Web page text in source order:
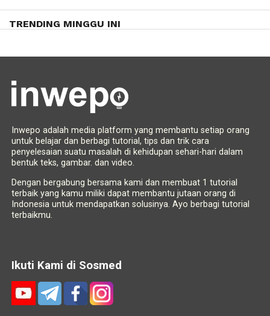
TRENDING MINGGU INI
Inwepo adalah media platform yang membantu setiap orang
untuk belajar dan berbagi tutorial, tips dan trik cara
penyelesaian suatu masalah di kehidupan sehari-hari dalam
bentuk teks, gambar. dan video.
Dengan bergabung bersama kami dan membuat 1 tutorial
terbaik yang kamu miliki dapat membantu jutaan orang di
Indonesia untuk mendapatkan solusinya. Ayo berbagi tutorial
terbaikmu.
Ikuti Kami di Sosmed